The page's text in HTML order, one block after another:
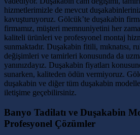
hizmetlerimizle de mevcut
kavuşturuyoruz. Gölcük’te duşakabin
firmamız, müşteri memnuniyetini her
kaliteli ürünleri ve profesyonel montaj
sunmaktadır. Duşakabin fitili, mıknatısı,
değişimleri ve tamirleri konusunda da
yanınızdayız. Duşakabin fiyatları
sunarken, kaliteden ödün vermiyoruz.
duşakabin ve diğer tüm duşakabin
iletişime geçebilirsiniz.
Banyo Tadilatı ve Duşakabin
Profesyonel Çözümler